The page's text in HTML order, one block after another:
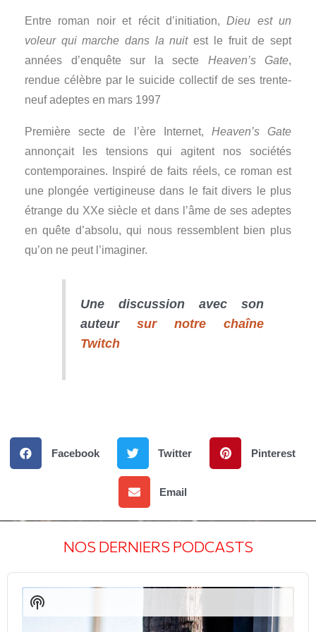
Entre roman noir et récit d’initiation,Dieu est un
voleur qui marche dans la nuitest le fruit de sept
années d’enquête sur la secte Heaven’s Gate,
rendue célèbre par le suicide collectif de ses trente-
neuf adeptes en mars 1997
Première secte de l’ère Internet, Heaven’s Gate
annonçait les tensions qui agitent nos sociétés
contemporaines. Inspiré de faits réels, ce roman est
une plongée vertigineuse dans le fait divers le plus
étrange du XXe siècle et dans l’âme de ses adeptes
en quête d’absolu, qui nous ressemblent bien plus
qu’on ne peut l’imaginer.
Une discussion avec son
auteursur notre chaîne
Twitch
Facebook Twitter Pinterest
Email
NOS DERNIERS PODCASTS
Audio
Player
Show